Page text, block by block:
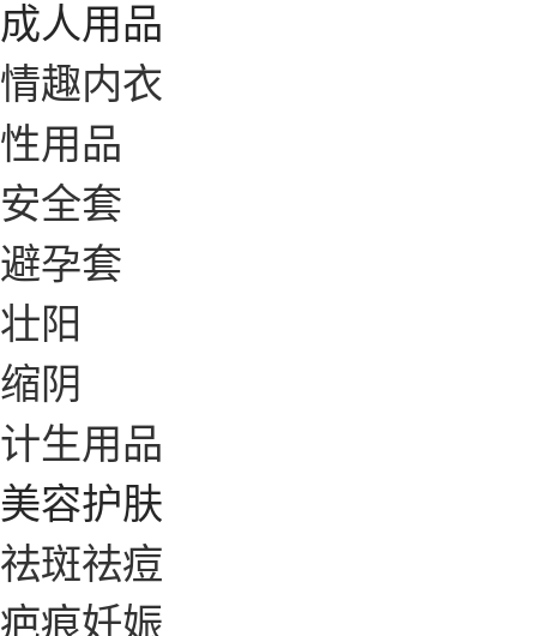
成人用品
情趣内衣
性用品
安全套
避孕套
壮阳
缩阴
计生用品
美容护肤
祛斑祛痘
疤痕妊娠